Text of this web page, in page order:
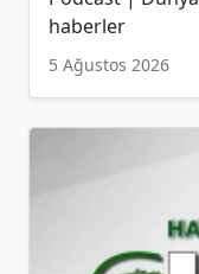
haberler
5 Ağustos 2026